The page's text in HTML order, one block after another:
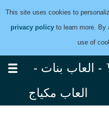
This site uses cookies to
privacy policy to learn more. By
use of
- العاب بنات -
العاب مكياج